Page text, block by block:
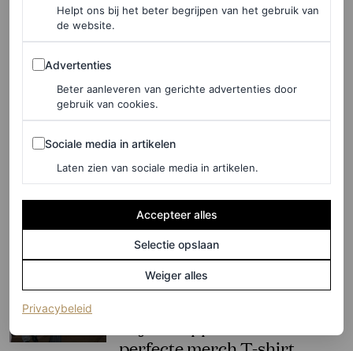
Deze nieuwe campagne
geschoten door
gerenommeerd fotograaf
Bastiaan Woudt is een piece
of art
PORSCHE
FASHION NIEUWS
Nicole Kidman geeft chique
Helpt ons bij het beter begrijpen van het gebruik van
de website.
Advertenties
Advertenties
Beter aanleveren van gerichte advertenties door
gebruik van cookies.
Sociale media in artikelen
Sociale media in artikelen
Laten zien van sociale media in artikelen.
Accepteer alles
Selectie opslaan
Weiger alles
Privacybeleid